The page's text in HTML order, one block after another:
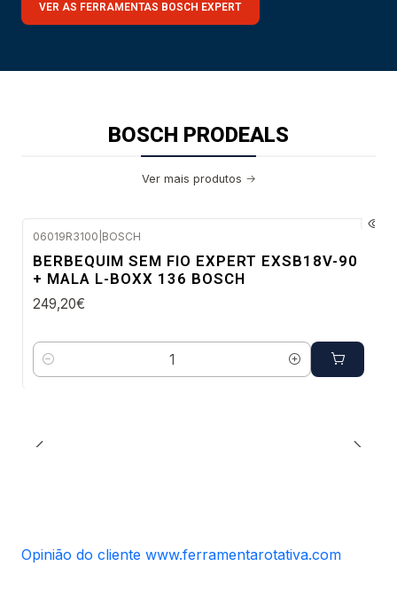
VER AS FERRAMENTAS BOSCH EXPERT
BOSCH PRODEALS
Ver mais produtos
06019R3100 BOSCH
BERBEQUIM SEM FIO EXPERT EXSB18V-90
+ MALA L-BOXX 136 BOSCH
249,20€
Quantidade
Opinião do cliente www.ferramentarotativa.com